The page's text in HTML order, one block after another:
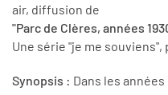
air, diffusion de
"Parc de Clères, années
Une série "je me
Synopsis : Dans les